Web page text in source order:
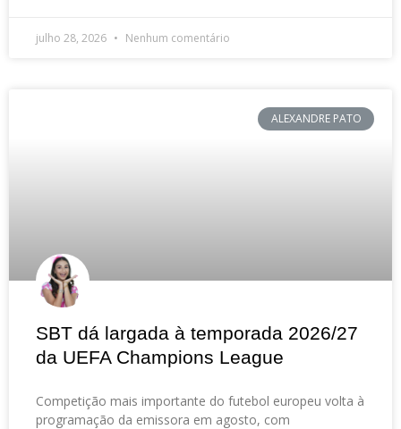
julho 28, 2026 Nenhum comentário
ALEXANDRE PATO
SBT dá largada à temporada 2026/27
da UEFA Champions League
Competição mais importante do futebol europeu volta à
programação da emissora em agosto, com